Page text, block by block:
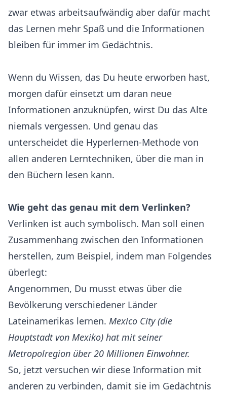
zwar etwas arbeitsaufwändig aber dafür macht
das Lernen mehr Spaß und die Informationen
bleiben für immer im Gedächtnis.
Wenn du Wissen, das Du heute erworben hast,
morgen dafür einsetzt um daran neue
Informationen anzuknüpfen, wirst Du das Alte
niemals vergessen. Und genau das
unterscheidet die Hyperlernen-Methode von
allen anderen Lerntechniken, über die man in
den Büchern lesen kann.
Wie geht das genau mit dem Verlinken?
Verlinken ist auch symbolisch. Man soll einen
Zusammenhang zwischen den Informationen
herstellen, zum Beispiel, indem man Folgendes
überlegt:
Angenommen, Du musst etwas über die
Bevölkerung verschiedener Länder
Lateinamerikas lernen. Mexico City (die
Hauptstadt von Mexiko) hat mit seiner
Metropolregion über 20 Millionen Einwohner.
So, jetzt versuchen wir diese Information mit
anderen zu verbinden, damit sie im Gedächtnis